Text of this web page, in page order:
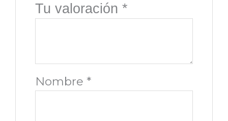
Tu valoración*
Nombre *